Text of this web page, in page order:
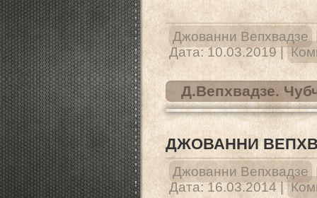
Джованни Вепхвадзе
Дата: 10.03.2019 |
Д.Вепхвадзе.
ДЖОВАННИ
Джованни Вепхвадзе
Дата: 16.03.2014 |